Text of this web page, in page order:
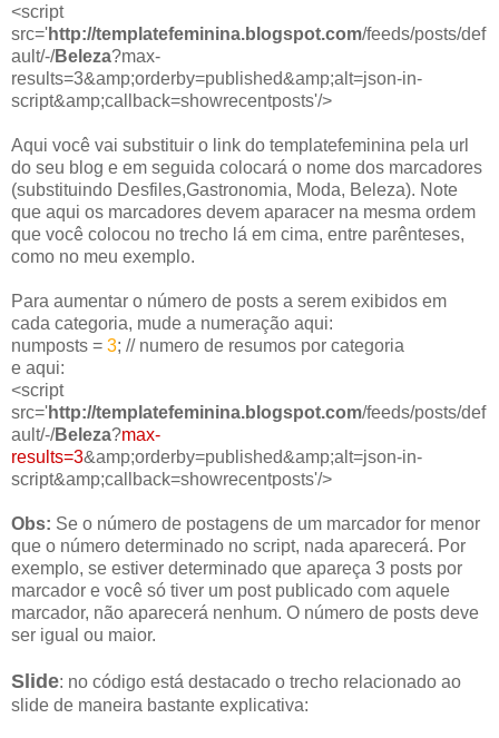
<script
src='http://templatefeminina.blogspot.com/feeds/posts/def
ault/-/Beleza?max-
results=3&amp;orderby=published&amp;alt=json-in-
script&amp;callback=showrecentposts'/>
Aqui você vai substituir o link do templatefeminina pela url
do seu blog e em seguida colocará o nome dos marcadores
(substituindo Desfiles,Gastronomia, Moda, Beleza). Note
que aqui os marcadores devem aparacer na mesma ordem
que você colocou no trecho lá em cima, entre parênteses,
como no meu exemplo.
Para aumentar o número de posts a serem exibidos em
cada categoria, mude a numeração aqui:
numposts = 3; // numero de resumos por categoria
e aqui:
<script
src='http://templatefeminina.blogspot.com/feeds/posts/def
ault/-/Beleza?max-
results=3&amp;orderby=published&amp;alt=json-in-
script&amp;callback=showrecentposts'/>
Obs: Se o número de postagens de um marcador for menor
que o número determinado no script, nada aparecerá. Por
exemplo, se estiver determinado que apareça 3 posts por
marcador e você só tiver um post publicado com aquele
marcador, não aparecerá nenhum. O número de posts deve
ser igual ou maior.
Slide: no código está destacado o trecho relacionado ao
slide de maneira bastante explicativa: